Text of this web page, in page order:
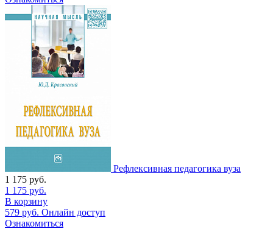
Рефлексивная педагогика вуза
1 175 руб.
1 175 руб.
В корзину
579 руб. Онлайн доступ
Ознакомиться